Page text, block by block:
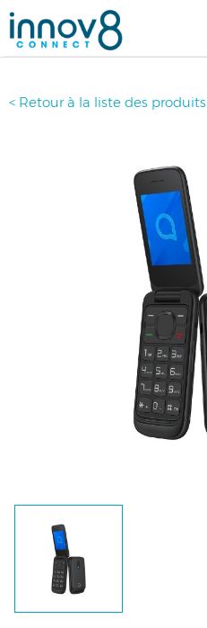
< Retour à la liste des produits